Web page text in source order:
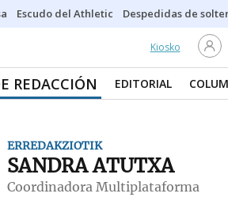
Escudo del Athletic Despedidas de
Kiosko
REDACCIÓN EDITORIAL
ERREDAKZIOTIK
SANDRA ATUTXA
Coordinadora Multiplataforma